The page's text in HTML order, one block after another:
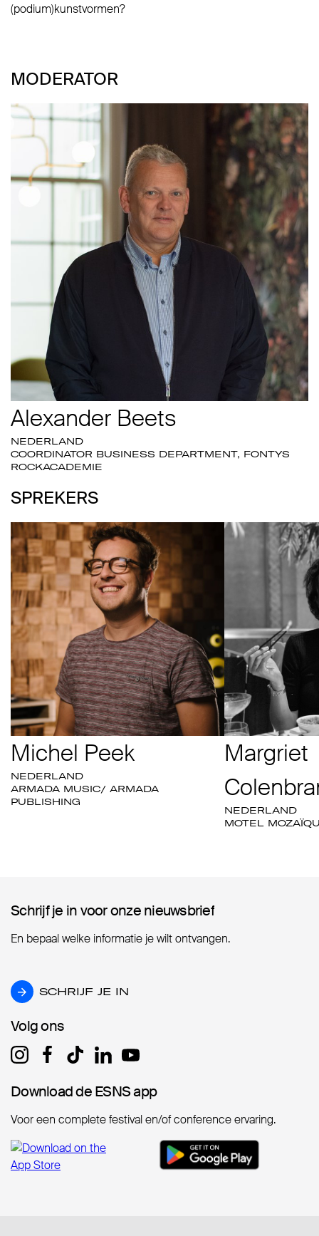
(podium)kunstvormen?
MODERATOR
Alexander Beets
NEDERLAND
COORDINATOR BUSINESS DEPARTMENT, FONTYS
ROCKACADEMIE
SPREKERS
Michel Peek
NEDERLAND
ARMADA MUSIC/ ARMADA
PUBLISHING
Margriet
NEDERLAND
MOTEL
Schrijf je in voor onze nieuwsbrief
Schrijf je in voor onze nieuwsbrief
En bepaal welke informatie je wilt ontvangen.
SCHRIJF JE IN
SCHRIJF JE IN
Volg ons
Volg ons
Download de ESNS app
Download de ESNS app
Voor een complete festival en/of conference ervaring.